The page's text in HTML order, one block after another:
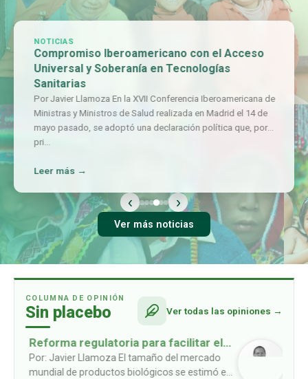
NOTICIAS
Compromiso Iberoamericano con el Acceso
Universal y Soberanía en Tecnologías
Sanitarias
Por Javier Llamoza En la XVII Conferencia Iberoamericana de
Ministras y Ministros de Salud realizada en Madrid el 14 de
mayo pasado, se adoptó una declaración política que, por
pri…
Leer más →
‹ ›
Ver más noticias
COLUMNA DE OPINIÓN
Sin placebo Ver todas las opiniones →
Reforma regulatoria para facilitar el
acceso a biosimilares
Por: Javier Llamoza El tamaño del mercado
mundial de productos biológicos se estimó en